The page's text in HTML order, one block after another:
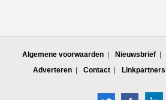
Algemene voorwaarden Nieuwsbrief
Adverteren
Contact Linkpartners